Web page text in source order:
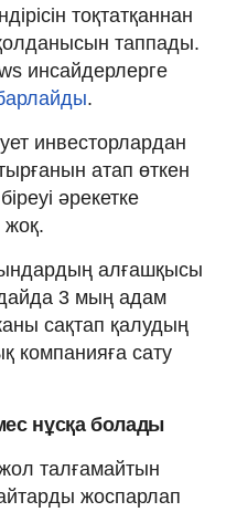
тоқтатқаннан
таппады.
инсайдерлерге
.
инвесторлардан
атап өткен
әрекетке
жоқ.
алғашқысы
3 мың адам
сақтап қалудың
компанияға сату
нұсқа болады
талғамайтын
жоспарлап